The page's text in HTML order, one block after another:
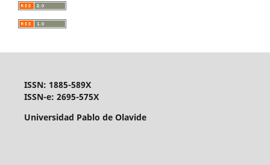
ISSN: 1885-589X
ISSN-e: 2695-575X
Universidad Pablo de Olavide